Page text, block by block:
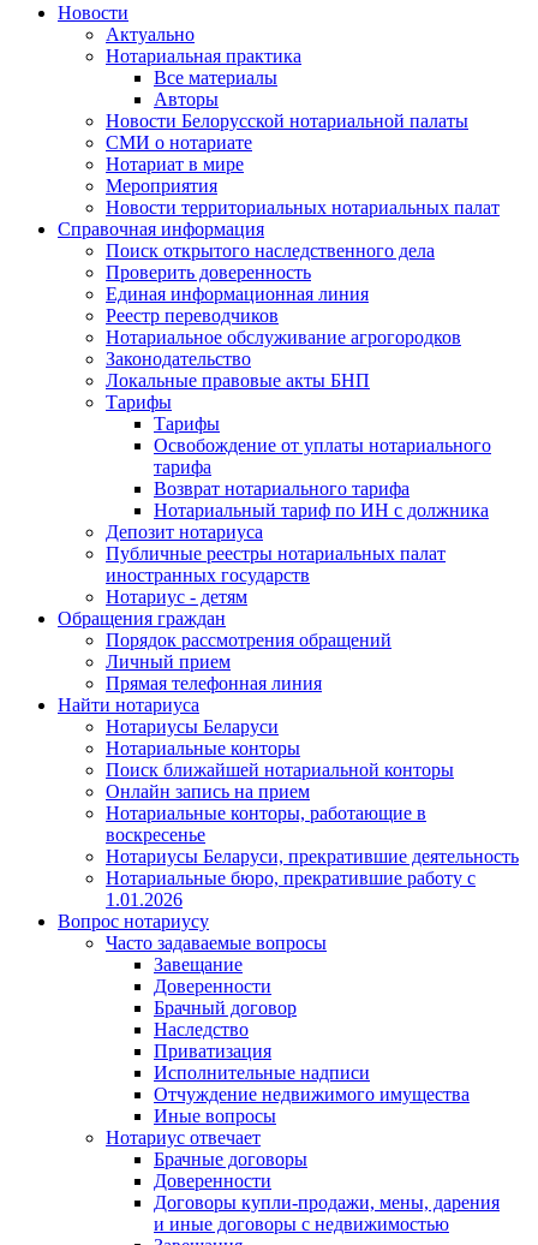
Новости
Актуально
Нотариальная практика
Все материалы
Авторы
Новости Белорусской нотариальной палаты
СМИ о нотариате
Нотариат в мире
Мероприятия
Новости территориальных нотариальных палат
Справочная информация
Поиск открытого наследственного дела
Проверить доверенность
Единая информационная линия
Реестр переводчиков
Нотариальное обслуживание агрогородков
Законодательство
Локальные правовые акты БНП
Тарифы
Тарифы
Освобождение от уплаты нотариального
тарифа
Возврат нотариального тарифа
Нотариальный тариф по ИН с должника
Депозит нотариуса
Публичные реестры нотариальных палат
иностранных государств
Нотариус - детям
Обращения граждан
Порядок рассмотрения обращений
Личный прием
Прямая телефонная линия
Найти нотариуса
Нотариусы Беларуси
Нотариальные конторы
Поиск ближайшей нотариальной конторы
Онлайн запись на прием
Нотариальные конторы, работающие в
воскресенье
Нотариусы Беларуси, прекратившие деятельность
Нотариальные бюро, прекратившие работу с
1.01.2026
Вопрос нотариусу
Часто задаваемые вопросы
Завещание
Доверенности
Брачный договор
Наследство
Приватизация
Исполнительные надписи
Отчуждение недвижимого имущества
Иные вопросы
Нотариус отвечает
Брачные договоры
Доверенности
Договоры купли-продажи, мены, дарения
и иные договоры с недвижимостью